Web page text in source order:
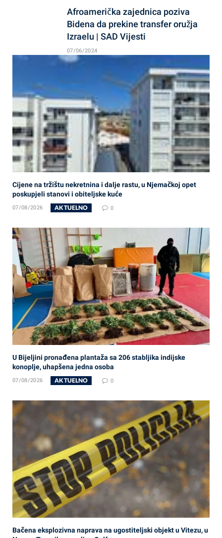
Afroamerička zajednica poziva
Bidena da prekine transfer oružja
Izraelu | SAD Vijesti
07/06/2024
Cijene na tržištu nekretnina i dalje rastu, u Njemačkoj opet
poskupjeli stanovi i obiteljske kuće
07/08/2026 AKTUELNO 0
U Bijeljini pronađena plantaža sa 206 stabljika indijske
konoplje, uhapšena jedna osoba
07/08/2026 AKTUELNO 0
Bačena eksplozivna naprava na ugostiteljski objekt u Vitezu, u